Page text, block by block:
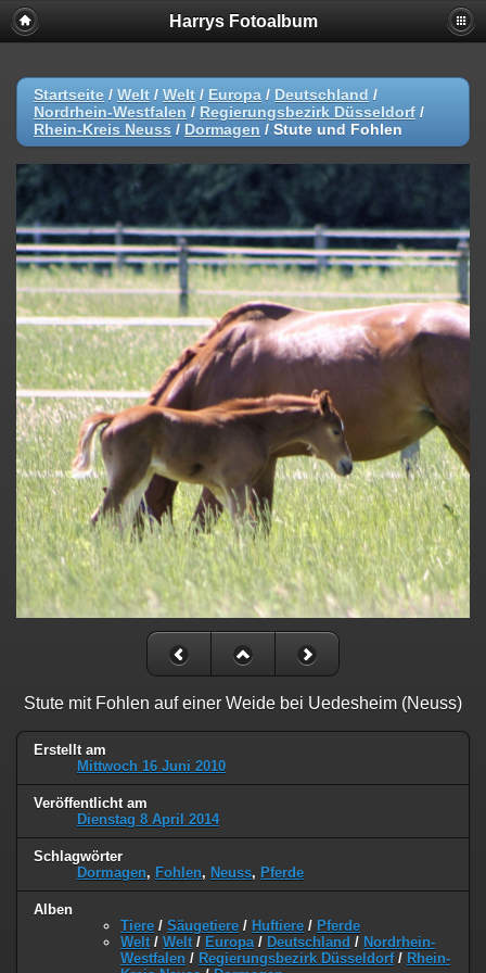
Harrys Fotoalbum
Startseite / Welt / Welt / Europa / Deutschland /
Nordrhein-Westfalen / Regierungsbezirk Düsseldorf /
Rhein-Kreis Neuss / Dormagen / Stute und Fohlen
Stute mit Fohlen auf einer Weide bei Uedesheim (Neuss)
Erstellt am
Mittwoch 16 Juni 2010
Veröffentlicht am
Dienstag 8 April 2014
Schlagwörter
Dormagen, Fohlen, Neuss, Pferde
Alben
Tiere / Säugetiere / Huftiere / Pferde
Welt / Welt / Europa / Deutschland / Nordrhein-
Westfalen / Regierungsbezirk Düsseldorf/ Rhein-